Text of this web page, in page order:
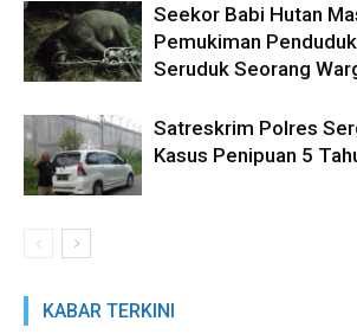
Seekor Babi Hutan
Pemukiman
Seruduk Seorang
Satreskrim Polres
Kasus Penipuan 5
KABAR TERKINI